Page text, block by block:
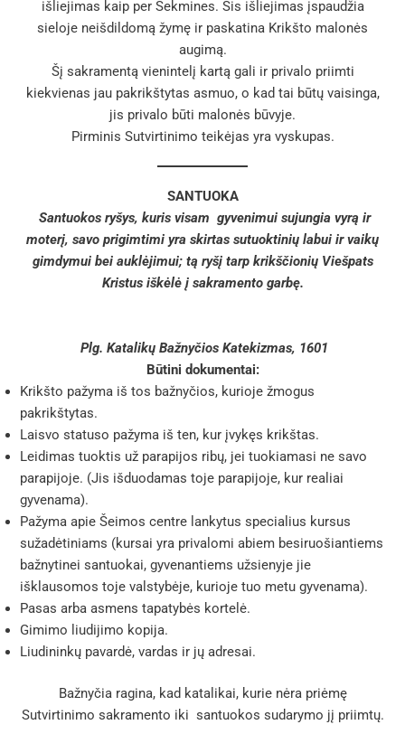
išliejimas kaip per Sekmines. Šis išliejimas įspaudžia
sieloje neišdildomą žymę ir paskatina Krikšto malonės
augimą.
Šį sakramentą vienintelį kartą gali ir privalo priimti
kiekvienas jau pakrikštytas asmuo, o kad tai būtų vaisinga,
jis privalo būti malonės būvyje.
Pirminis Sutvirtinimo teikėjas yra vyskupas.
SANTUOKA
Santuokos ryšys, kuris visam gyvenimui sujungia vyrą ir
moterį, savo prigimtimi yra skirtas sutuoktinių labui ir vaikų
gimdymui bei auklėjimui; tą ryšį tarp krikščionių Viešpats
Kristus iškėlė į sakramento garbę.
Plg. Katalikų Bažnyčios Katekizmas, 1601
Būtini dokumentai:
Krikšto pažyma iš tos bažnyčios, kurioje žmogus
pakrikštytas.
Laisvo statuso pažyma iš ten, kur įvykęs krikštas.
Leidimas tuoktis už parapijos ribų, jei tuokiamasi ne savo
parapijoje. (Jis išduodamas toje parapijoje, kur realiai
gyvenama).
Pažyma apie Šeimos centre lankytus specialius kursus
sužadėtiniams (kursai yra privalomi abiem besiruošiantiems
bažnytinei santuokai, gyvenantiems užsienyje jie
išklausomos toje valstybėje, kurioje tuo metu gyvenama).
Pasas arba asmens tapatybės kortelė.
Gimimo liudijimo kopija.
Liudininkų pavardė, vardas ir jų adresai.
Bažnyčia ragina, kad katalikai, kurie nėra priėmę
Sutvirtinimo sakramento iki santuokos sudarymo jį priimtų.